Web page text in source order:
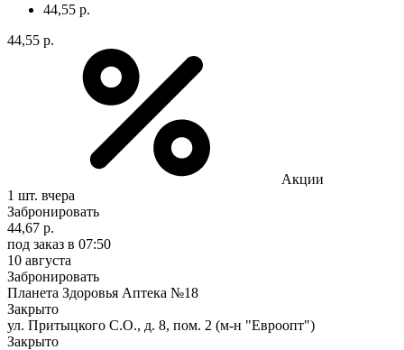
44,55 р.
44,55 р.
Акции
1 шт. вчера
Забронировать
44,67 р.
под заказ в 07:50
10 августа
Забронировать
Планета Здоровья Аптека №18
Закрыто
ул. Притыцкого С.О., д. 8, пом. 2 (м-н "Евроопт")
Закрыто